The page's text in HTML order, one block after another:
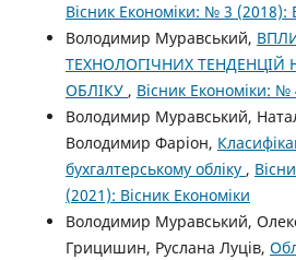
Вісник Економіки: № 3 (2018):
Володимир Муравський,
ТЕХНОЛОГІЧНИХ ТЕНДЕНЦІЙ
ОБЛІКУ , Вісник Економіки:
Володимир Муравський,
Володимир Фаріон,
бухгалтерському обліку ,
(2021): Вісник Економіки
Володимир Муравський,
Грицишин, Руслана Луців,